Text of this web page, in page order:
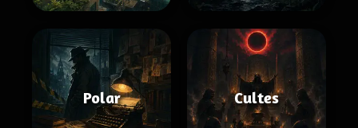
Polar Cultes